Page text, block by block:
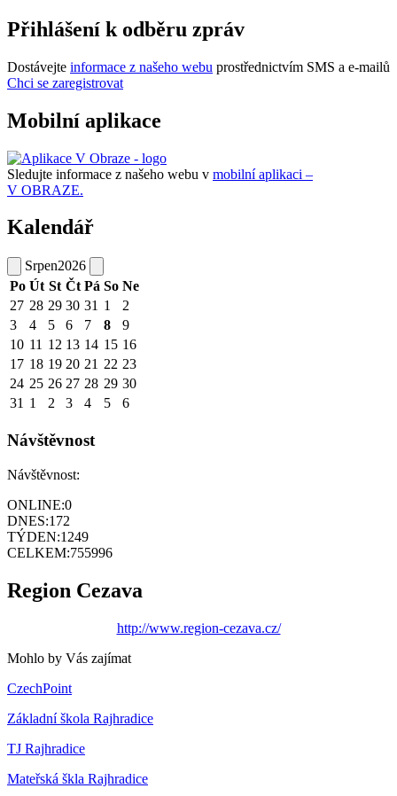
Přihlášení k odběru zpráv
Dostávejte informace z našeho webu prostřednictvím SMS a e-mailů
Chci se zaregistrovat
Mobilní aplikace
Sledujte informace z našeho webu v mobilní aplikaci –
V OBRAZE.
Kalendář
Srpen2026
Po Út St Čt Pá So Ne
27 28 29 30 31 1
2
3
4 5 6 7 8
9
10 11 12 13 14 15 16
17 18 19 20 21 22 23
24 25 26 27 28 29 30
31 1 2 3 4 5 6
Návštěvnost
Návštěvnost:
ONLINE:0
DNES:172
TÝDEN:1249
CELKEM:755996
Region Cezava
http://www.region-cezava.cz/
Mohlo by Vás zajímat
CzechPoint
Základní škola Rajhradice
TJ Rajhradice
Mateřská škla Rajhradice